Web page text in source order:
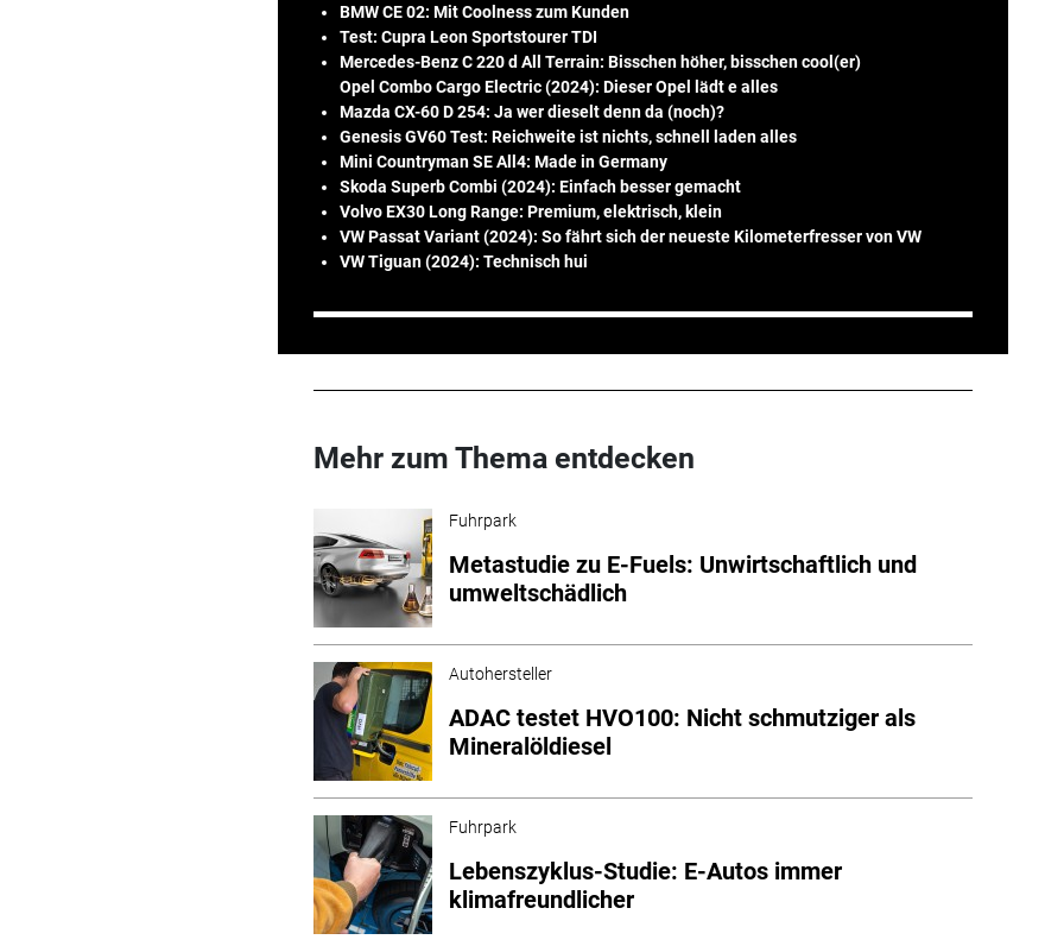
BMW CE 02: Mit Coolness zum Kunden
Test: Cupra Leon Sportstourer TDI
Mercedes-Benz C 220 d All Terrain: Bisschen höher, bisschen cool(er)
Opel Combo Cargo Electric (2024): Dieser Opel lädt e alles
Mazda CX-60 D 254: Ja wer dieselt denn da (noch)?
Genesis GV60 Test: Reichweite ist nichts, schnell laden alles
Mini Countryman SE All4: Made in Germany
Skoda Superb Combi (2024): Einfach besser gemacht
Volvo EX30 Long Range: Premium, elektrisch, klein
VW Passat Variant (2024): So fährt sich der neueste Kilometerfresser von VW
VW Tiguan (2024): Technisch hui
Mehr zum Thema entdecken
Fuhrpark
Metastudie zu E-Fuels: Unwirtschaftlich und
umweltschädlich
Autohersteller
ADAC testet HVO100: Nicht schmutziger als
Mineralöldiesel
Fuhrpark
Lebenszyklus-Studie: E-Autos immer
klimafreundlicher